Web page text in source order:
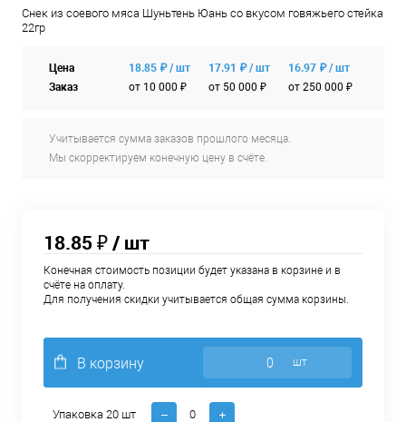
Снек из соевого мяса Шуньтень Юань со вкусом говяжьего стейка
22гр
Цена
Заказ
18.85 ₽ / шт
от 10 000 ₽
17.91 ₽ / шт
от 50 000 ₽
16.97 ₽ / шт
от 250 000 ₽
Учитывается сумма заказов прошлого месяца.
Мы скорректируем конечную цену в счёте.
18.85 ₽/ шт
Конечная стоимость позиции будет указана в корзине и в
счёте на оплату.
Для получения скидки учитывается общая сумма корзины.
В корзину шт
Упаковка 20 шт